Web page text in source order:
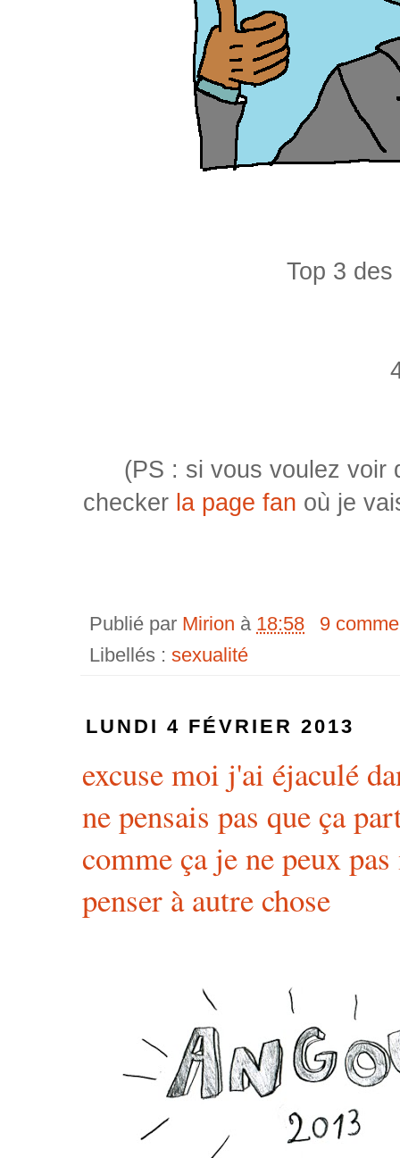
Top 3
(PS : si vous voulez voir
checker la page fan où je
Publié par Mirion à 18:58
9
Libellés : sexualité
LUNDI 4 FÉVRIER 2013
excuse moi j'ai éjaculé
ne pensais pas que ça
comme ça je ne peux
penser à autre chose